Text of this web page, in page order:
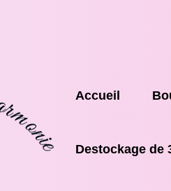
Accueil
Destockage de